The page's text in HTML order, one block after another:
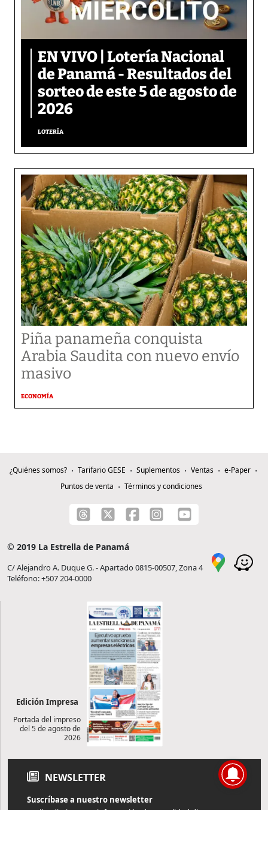
EN VIVO | Lotería Nacional
de Panamá - Resultados del
sorteo de este 5 de agosto de
2026
LOTERÍA
Piña panameña conquista
Arabia Saudita con nuevo envío
masivo
ECONOMÍA
¿Quiénes somos? Tarifario GESE Suplementos Ventas
e-Paper
Puntos de venta
Términos y condiciones
© 2019 La Estrella de Panamá
C/ Alejandro A. Duque G. - Apartado 0815-00507, Zona 4
Teléfono: +507 204-0000
Edición Impresa
Portada del impreso
del 5 de agosto de
2026
NEWSLETTER
Suscríbase a nuestro newsletter
Reciba diariamente información de actualidad directamente en